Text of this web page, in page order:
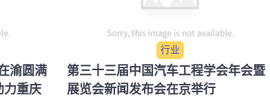
渝圆满
力重庆
行业
第三十三届中国汽车工程学会年会暨
展览会新闻发布会在京举行